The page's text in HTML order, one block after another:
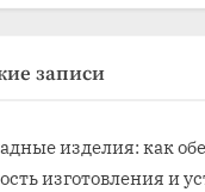
записи
изделия: как
изготовления и